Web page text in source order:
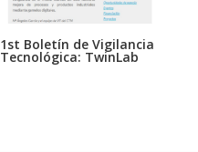
1st Boletín de Vigilancia
Tecnológica: TwinLab